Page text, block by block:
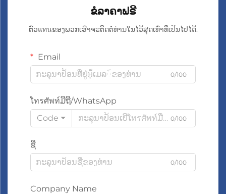
ຂໍລາຄາຟຣີ
ຕົວแทนຂອງພວກເຮົາຈະຕິດຕໍ່ທ່ານໃນໄວ້ສຸດເທົ່າທີ່ເປັນໄປໄດ້.
Email
0/100
ໂทรศัพท์ມືຖື/WhatsApp
Code
0/100
ຊື່
0/100
Company Name